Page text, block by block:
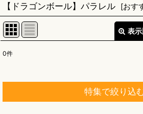
【ドラゴンボール】パラレル [おす
表
0件
特集で絞り込